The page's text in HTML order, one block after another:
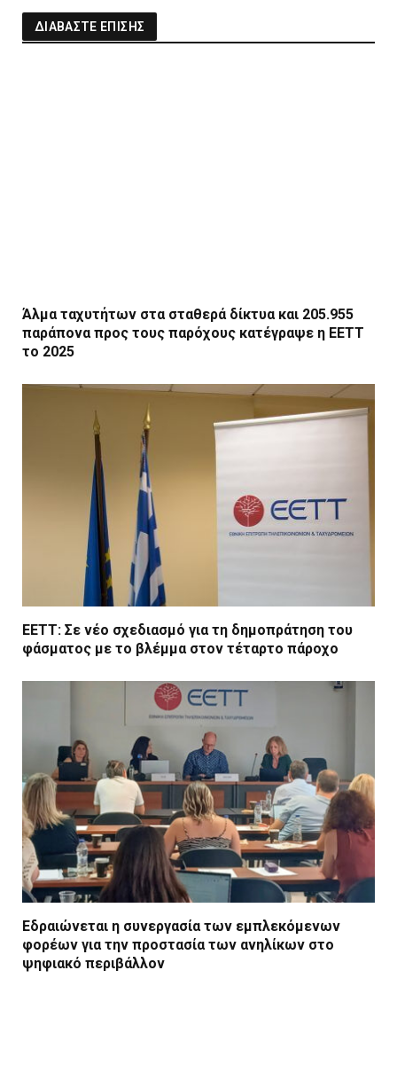
ΔΙΑΒΑΣΤΕ ΕΠΙΣΗΣ
Άλμα ταχυτήτων στα σταθερά δίκτυα και 205.955
παράπονα προς τους παρόχους κατέγραψε η ΕΕΤΤ
το 2025
ΕΕΤΤ: Σε νέο σχεδιασμό για τη δημοπράτηση του
φάσματος με το βλέμμα στον τέταρτο πάροχο
Εδραιώνεται η συνεργασία των εμπλεκόμενων
φορέων για την προστασία των ανηλίκων στο
ψηφιακό περιβάλλον